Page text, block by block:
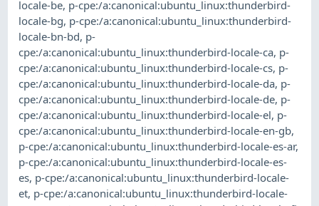
locale-be, p-cpe:/a:canonical:ubuntu_linux:thunderbird-
locale-bg, p-cpe:/a:canonical:ubuntu_linux:thunderbird-
locale-bn-bd, p-
cpe:/a:canonical:ubuntu_linux:thunderbird-locale-ca, p-
cpe:/a:canonical:ubuntu_linux:thunderbird-locale-cs, p-
cpe:/a:canonical:ubuntu_linux:thunderbird-locale-da, p-
cpe:/a:canonical:ubuntu_linux:thunderbird-locale-de, p-
cpe:/a:canonical:ubuntu_linux:thunderbird-locale-el, p-
cpe:/a:canonical:ubuntu_linux:thunderbird-locale-en-gb,
p-cpe:/a:canonical:ubuntu_linux:thunderbird-locale-es-ar,
p-cpe:/a:canonical:ubuntu_linux:thunderbird-locale-es-
es, p-cpe:/a:canonical:ubuntu_linux:thunderbird-locale-
et, p-cpe:/a:canonical:ubuntu_linux:thunderbird-locale-